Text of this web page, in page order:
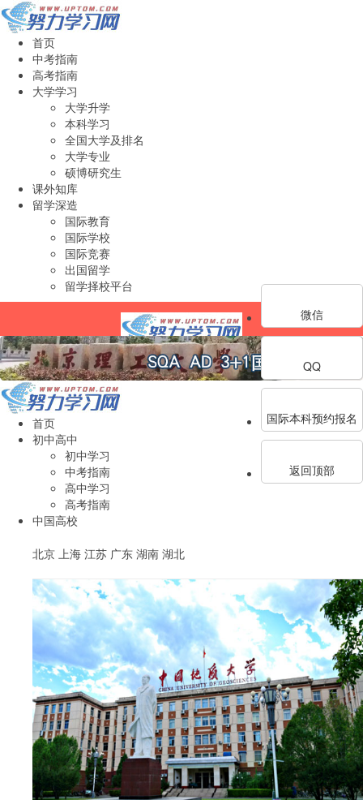
首页
中考指南
高考指南
大学学习
大学升学
本科学习
全国大学及排名
大学专业
硕博研究生
课外知库
留学深造
国际教育
国际学校
国际竞赛
出国留学
留学择校平台
首页
初中高中
初中学习
中考指南
高中学习
高考指南
中国高校
北京 上海 江苏 广东 湖南 湖北
微信
QQ
国际本科预约报名
返回顶部